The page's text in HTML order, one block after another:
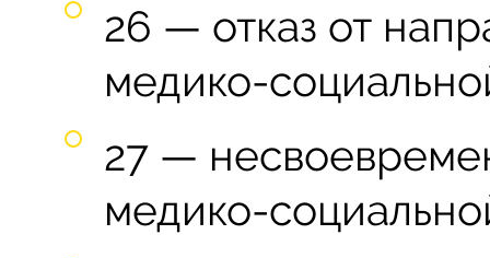
26 — отказ от
медико-
27 —
медико-